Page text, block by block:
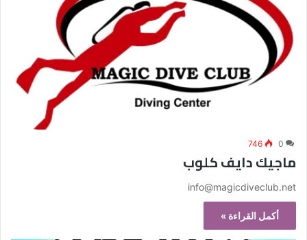
0
746
ماجيك دايف كلوب
info@magicdiveclub.net
أكمل القراءة »